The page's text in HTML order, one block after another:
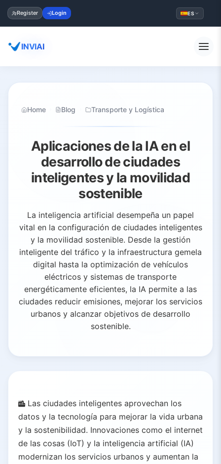
Register Login ES
INVIAI
Home Blog Transporte y Logística
Aplicaciones de la IA en el
desarrollo de ciudades
inteligentes y la movilidad
sostenible
La inteligencia artificial desempeña un papel
vital en la configuración de ciudades inteligentes
y la movilidad sostenible. Desde la gestión
inteligente del tráfico y la infraestructura gemela
digital hasta la optimización de vehículos
eléctricos y sistemas de transporte
energéticamente eficientes, la IA permite a las
ciudades reducir emisiones, mejorar los servicios
urbanos y alcanzar objetivos de desarrollo
sostenible.
Las ciudades inteligentes aprovechan los
datos y la tecnología para mejorar la vida urbana
y la sostenibilidad. Innovaciones como el internet
de las cosas (IoT) y la inteligencia artificial (IA)
modernizan los servicios urbanos y aumentan la